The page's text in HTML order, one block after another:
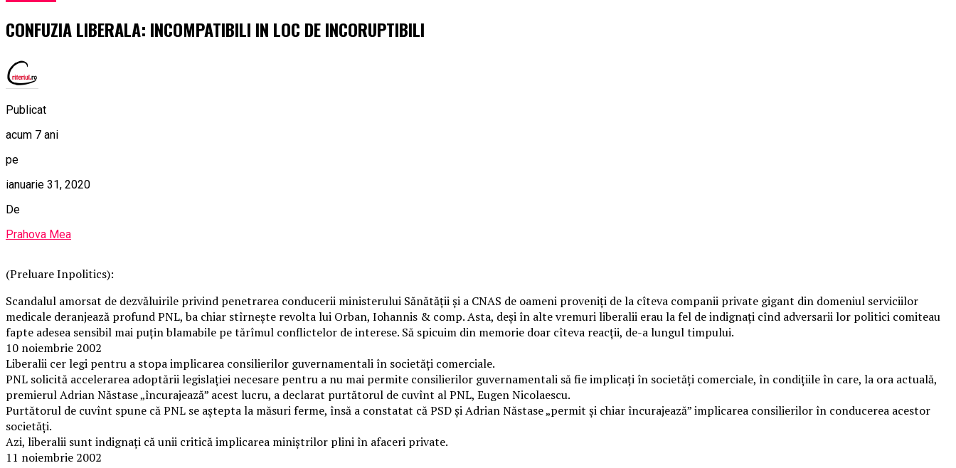
CONFUZIA LIBERALA: INCOMPATIBILI IN LOC DE INCORUPTIBILI
Publicat
acum 7 ani
pe
ianuarie 31, 2020
De
Prahova Mea
(Preluare Inpolitics):
Scandalul amorsat de dezvăluirile privind penetrarea conducerii ministerului Sănătății și a CNAS de oameni proveniți de la cîteva companii private gigant din domeniul serviciilor
medicale deranjează profund PNL, ba chiar stîrnește revolta lui Orban, Iohannis & comp. Asta, deși în alte vremuri liberalii erau la fel de indignați cînd adversarii lor politici comiteau
fapte adesea sensibil mai puțin blamabile pe tărîmul conflictelor de interese. Să spicuim din memorie doar cîteva reacții, de-a lungul timpului.
10 noiembrie 2002
Liberalii cer legi pentru a stopa implicarea consilierilor guvernamentali în societăţi comerciale.
PNL solicită accelerarea adoptării legislaţiei necesare pentru a nu mai permite consilierilor guvernamentali să fie implicaţi în societăţi comerciale, în condiţiile în care, la ora actuală,
premierul Adrian Năstase „încurajează” acest lucru, a declarat purtătorul de cuvînt al PNL, Eugen Nicolaescu.
Purtătorul de cuvînt spune că PNL se aştepta la măsuri ferme, însă a constatat că PSD şi Adrian Năstase „permit şi chiar încurajează” implicarea consilierilor în conducerea acestor
societăţi.
Azi, liberalii sunt indignați că unii critică implicarea miniștrilor plini în afaceri private.
11 noiembrie 2002